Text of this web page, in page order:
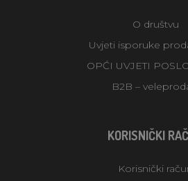
O društvu
Uvjeti isporuke
OPĆI UVJETI
B2B –
KORISNIČKI
Korisnički